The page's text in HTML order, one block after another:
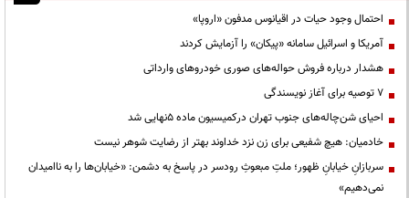
احتمال وجود حیات در اقیانوس مدفون «اروپا»
آمریکا و اسرائیل سامانه «پیکان» را آزمایش کردند
هشدار درباره فروش حواله‌های صوری خودروهای وارداتی
۷ توصیه برای آغاز نویسندگی
احیای شن‌چاله‌های جنوب تهران درکمیسیون ماده ۵نهایی شد
خادمیان: هیچ شفیعی برای زن نزد خداوند بهتر از رضایت شوهر نیست
سربازانِ خیابانِ ظهور؛ ملتِ مبعوثِ رودسر در پاسخ به دشمن: «خیابان‌ها را به ناامیدان
نمی‌دهیم»